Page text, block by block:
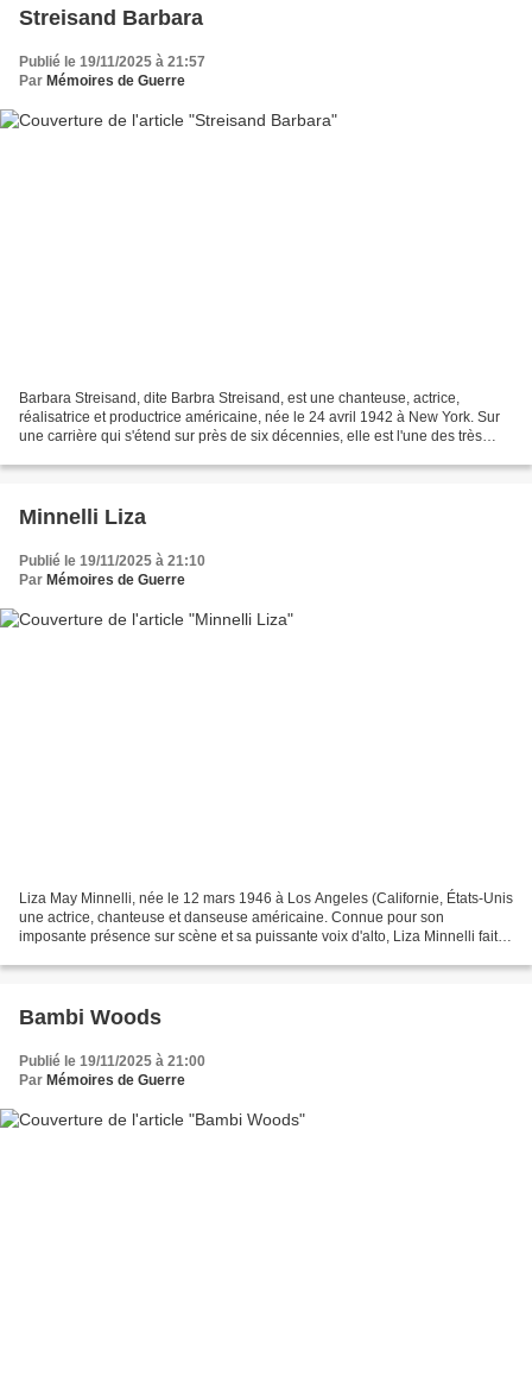
Streisand Barbara
Publié le 19/11/2025 à 21:57
Par Mémoires de Guerre
Barbara Streisand, dite Barbra Streisand, est une chanteuse, actrice,
réalisatrice et productrice américaine, née le 24 avril 1942 à New York. Sur
une carrière qui s'étend sur près de six décennies, elle est l'une des très
Minnelli Liza
Publié le 19/11/2025 à 21:10
Par Mémoires de Guerre
Liza May Minnelli, née le 12 mars 1946 à Los Angeles (Californie, États-Unis
une actrice, chanteuse et danseuse américaine. Connue pour son
imposante présence sur scène et sa puissante voix d'alto, Liza Minnelli fait
Bambi Woods
Publié le 19/11/2025 à 21:00
Par Mémoires de Guerre